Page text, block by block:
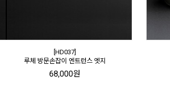
[HD037]
루체 방문손잡이 엔트런스 엣지
68,000원